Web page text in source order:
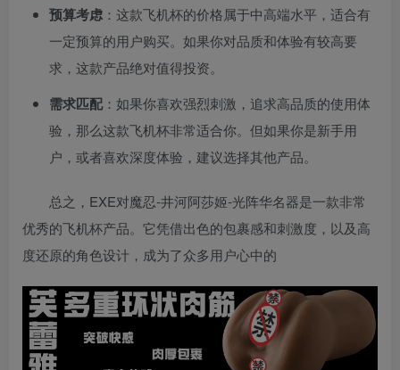
预算考虑 ：这款飞机杯的价格属于中高端水平，适合有
一定预算的用户购买。如果你对品质和体验有较高要
求，这款产品绝对值得投资。
需求匹配：如果你喜欢强烈刺激，追求高品质的使用体
验，那么这款飞机杯非常适合你。但如果你是新手用
户，或者喜欢深度体验，建议选择其他产品。
总之，EXE对魔忍-井河阿莎姬-光阵华名器是一款非常
优秀的飞机杯产品。它凭借出色的包裹感和刺激度，以及高
度还原的角色设计，成为了众多用户心中的